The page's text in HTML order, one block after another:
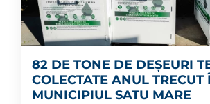
82 DE TONE DE DEȘEURI
COLECTATE ANUL TRECUT
MUNICIPIUL SATU MARE